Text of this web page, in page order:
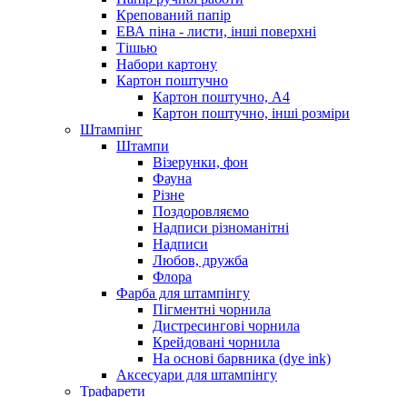
Крепований папір
ЕВА піна - листи, інші поверхні
Тішью
Набори картону
Картон поштучно
Картон поштучно, А4
Картон поштучно, інші розміри
Штампінг
Штампи
Візерунки, фон
Фауна
Різне
Поздоровляємо
Надписи різноманітні
Надписи
Любов, дружба
Флора
Фарба для штампінгу
Пігментні чорнила
Дистресингові чорнила
Крейдовані чорнила
На основі барвника (dye ink)
Аксесуари для штампінгу
Трафарети